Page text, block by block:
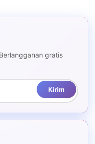
gratis
Kirim